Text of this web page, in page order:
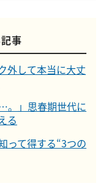
事
外して本当に大丈
。」思春期世代に
る
って得する“3つの